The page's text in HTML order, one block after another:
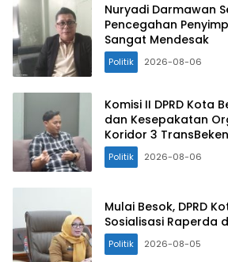
Nuryadi Darmawan
Pencegahan
Sangat Mendesak
Politik 2026-08-06
Komisi II DPRD Kota
dan Kesepakatan
Koridor 3
Politik 2026-08-06
Mulai Besok, DPRD
Sosialisasi Raperda
Politik 2026-08-05